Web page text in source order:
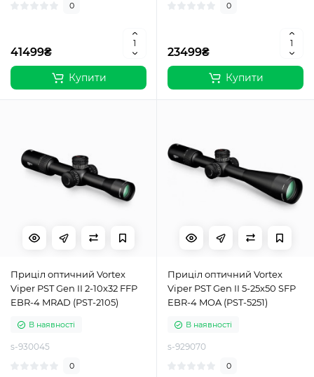
0
41499₴
Купити
0
23499₴
Купити
Приціл оптичний Vortex
Viper PST Gen II 2-10x32 FFP
EBR-4 MRAD (PST-2105)
В наявності
s-930045
0
Приціл оптичний Vortex
Viper PST Gen II 5-25x50 SFP
EBR-4 MOA (PST-5251)
В наявності
s-929070
0